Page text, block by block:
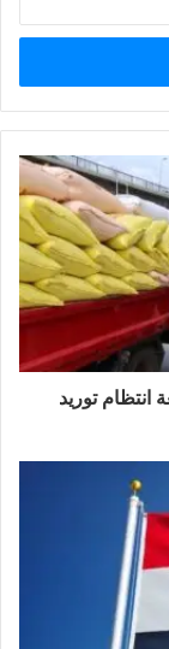
انتظام توريد